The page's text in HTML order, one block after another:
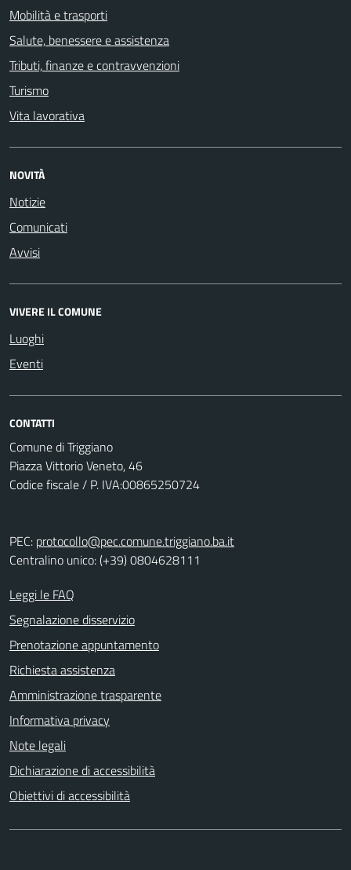
Mobilità e trasporti
Salute, benessere e assistenza
Tributi, finanze e contravvenzioni
Turismo
Vita lavorativa
NOVITÀ
Notizie
Comunicati
Avvisi
VIVERE IL COMUNE
Luoghi
Eventi
CONTATTI
Comune di Triggiano
Piazza Vittorio Veneto, 46
Codice fiscale / P. IVA:00865250724
PEC: protocollo@pec.comune.triggiano.ba.it
Centralino unico: (+39) 0804628111
Leggi le FAQ
Segnalazione disservizio
Prenotazione appuntamento
Richiesta assistenza
Amministrazione trasparente
Informativa privacy
Note legali
Dichiarazione di accessibilità
Obiettivi di accessibilità